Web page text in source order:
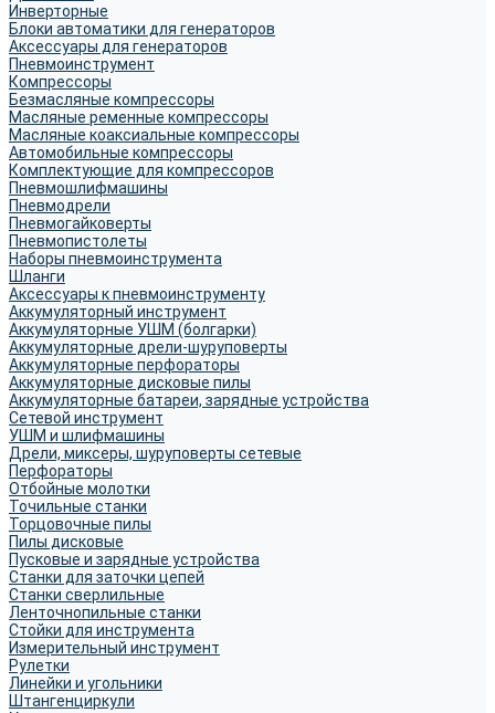
Инверторные
Блоки автоматики для генераторов
Аксессуары для генераторов
Пневмоинструмент
Компрессоры
Безмасляные компрессоры
Масляные ременные компрессоры
Масляные коаксиальные компрессоры
Автомобильные компрессоры
Комплектующие для компрессоров
Пневмошлифмашины
Пневмодрели
Пневмогайковерты
Пневмопистолеты
Наборы пневмоинструмента
Шланги
Аксессуары к пневмоинструменту
Аккумуляторный инструмент
Аккумуляторные УШМ (болгарки)
Аккумуляторные дрели-шуруповерты
Аккумуляторные перфораторы
Аккумуляторные дисковые пилы
Аккумуляторные батареи, зарядные устройства
Сетевой инструмент
УШМ и шлифмашины
Дрели, миксеры, шуруповерты сетевые
Перфораторы
Отбойные молотки
Точильные станки
Торцовочные пилы
Пилы дисковые
Пусковые и зарядные устройства
Станки для заточки цепей
Станки сверлильные
Ленточнопильные станки
Стойки для инструмента
Измерительный инструмент
Рулетки
Линейки и угольники
Штангенциркули